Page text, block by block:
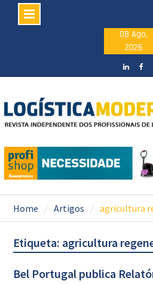
08 Ago,
2026
Home Artigos agricultura
Etiqueta: agricultura
Bel Portugal publica